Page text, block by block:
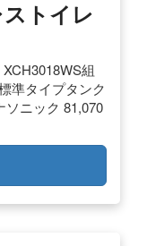
ストイレ
組
準タイプタンク
ソニック 81,070